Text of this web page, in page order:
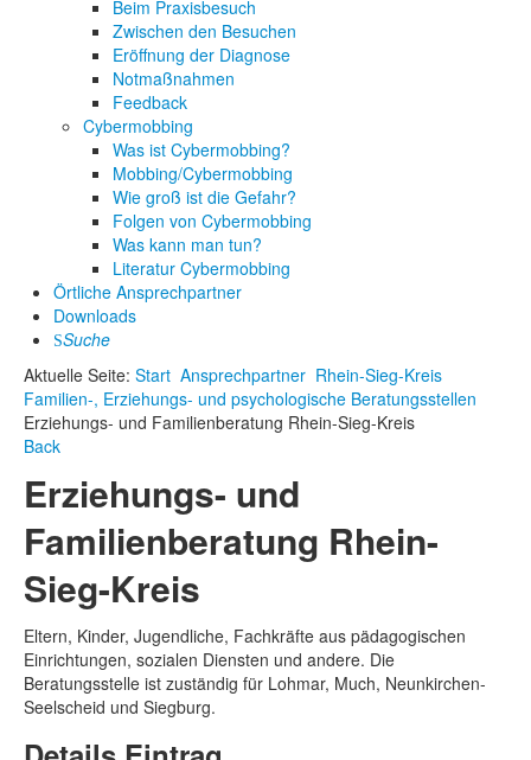
Beim Praxisbesuch
Zwischen den Besuchen
Eröffnung der Diagnose
Notmaßnahmen
Feedback
Cybermobbing
Was ist Cybermobbing?
Mobbing/Cybermobbing
Wie groß ist die Gefahr?
Folgen von Cybermobbing
Was kann man tun?
Literatur Cybermobbing
Örtliche Ansprechpartner
Downloads
Suche
Aktuelle Seite: Start Ansprechpartner Rhein-Sieg-Kreis
Familien-, Erziehungs- und psychologische Beratungsstellen
Erziehungs- und Familienberatung Rhein-Sieg-Kreis
Back
Erziehungs- und
Familienberatung Rhein-
Sieg-Kreis
Eltern, Kinder, Jugendliche, Fachkräfte aus pädagogischen
Einrichtungen, sozialen Diensten und andere. Die
Beratungsstelle ist zuständig für Lohmar, Much, Neunkirchen-
Seelscheid und Siegburg.